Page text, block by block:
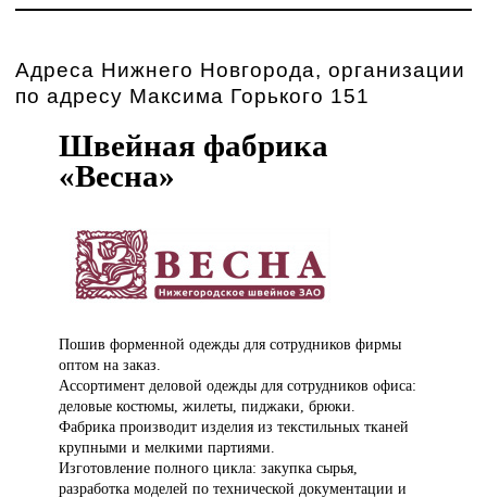
Адреса Нижнего Новгорода, организации
по адресу Максима Горького 151
Швейная фабрика
«Весна»
Пошив форменнойодежды для сотрудников фирмы
оптом на заказ.
Ассортимент деловой одежды для сотрудников офиса:
деловые костюмы, жилеты, пиджаки, брюки.
Фабрика производит изделия из текстильных тканей
крупными и мелкими партиями.
Изготовление полного цикла: закупка сырья,
разработка моделей по технической документации и